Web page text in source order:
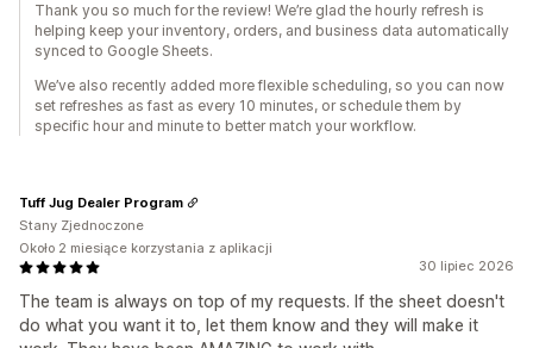
Thank you so much for the review! We’re glad the hourly refresh is
helping keep your inventory, orders, and business data automatically
synced to Google Sheets.
We’ve also recently added more flexible scheduling, so you can now
set refreshes as fast as every 10 minutes, or schedule them by
specific hour and minute to better match your workflow.
30 lipiec 2026
The team is always on top of my requests. If the sheet doesn't
do what you want it to, let them know and they will make it
Tuff Jug Dealer Program
Stany Zjednoczone
Około 2 miesiące korzystania z aplikacji